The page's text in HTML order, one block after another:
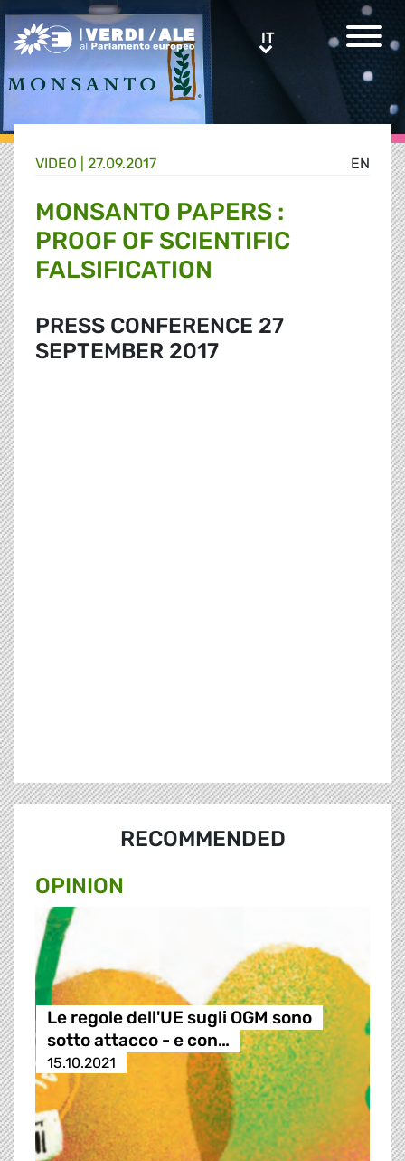
Greens/EFA Home ITIT
EN
VIDEO | 27.09.2017
MONSANTO PAPERS :
PROOF OF SCIENTIFIC
FALSIFICATION
PRESS CONFERENCE 27
SEPTEMBER 2017
RECOMMENDED
OPINION
Le regole dell'UE sugli OGM sono
sotto attacco - e con…
15.10.2021